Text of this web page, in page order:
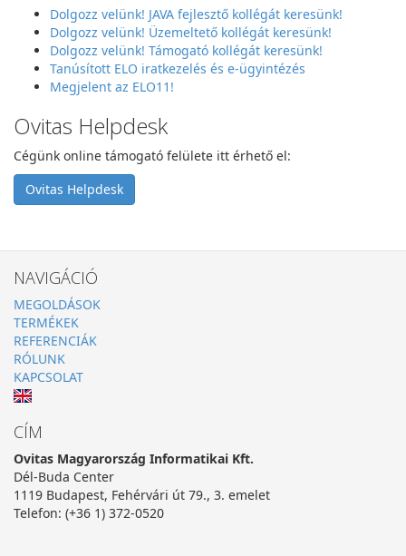
Dolgozz velünk! JAVA fejlesztő kollégát keresünk!
Dolgozz velünk! Üzemeltető kollégát keresünk!
Dolgozz velünk! Támogató kollégát keresünk!
Tanúsított ELO iratkezelés és e-ügyintézés
Megjelent az ELO11!
Ovitas Helpdesk
Cégünk online támogató felülete itt érhető el:
Ovitas Helpdesk
NAVIGÁCIÓ
MEGOLDÁSOK
TERMÉKEK
REFERENCIÁK
RÓLUNK
KAPCSOLAT
CÍM
Ovitas Magyarország Informatikai Kft.
Dél-Buda Center
1119 Budapest, Fehérvári út 79., 3. emelet
Telefon: (+36 1) 372-0520